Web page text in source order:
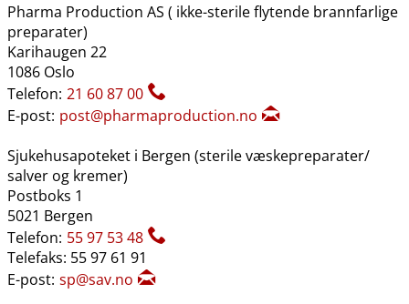
Pharma Production AS ( ikke-sterile flytende brannfarlige
preparater)
Karihaugen 22
1086 Oslo
Telefon: 21 60 87 00
E-post: post@pharmaproduction.no
Sjukehusapoteket i Bergen (sterile væskepreparater​/​
salver og kremer)
Postboks 1
5021 Bergen
Telefon: 55 97 53 48
Telefaks: 55 97 61 91
E-post: sp@sav.no